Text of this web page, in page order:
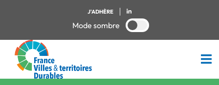
J'ADHÈRE
Mode sombre